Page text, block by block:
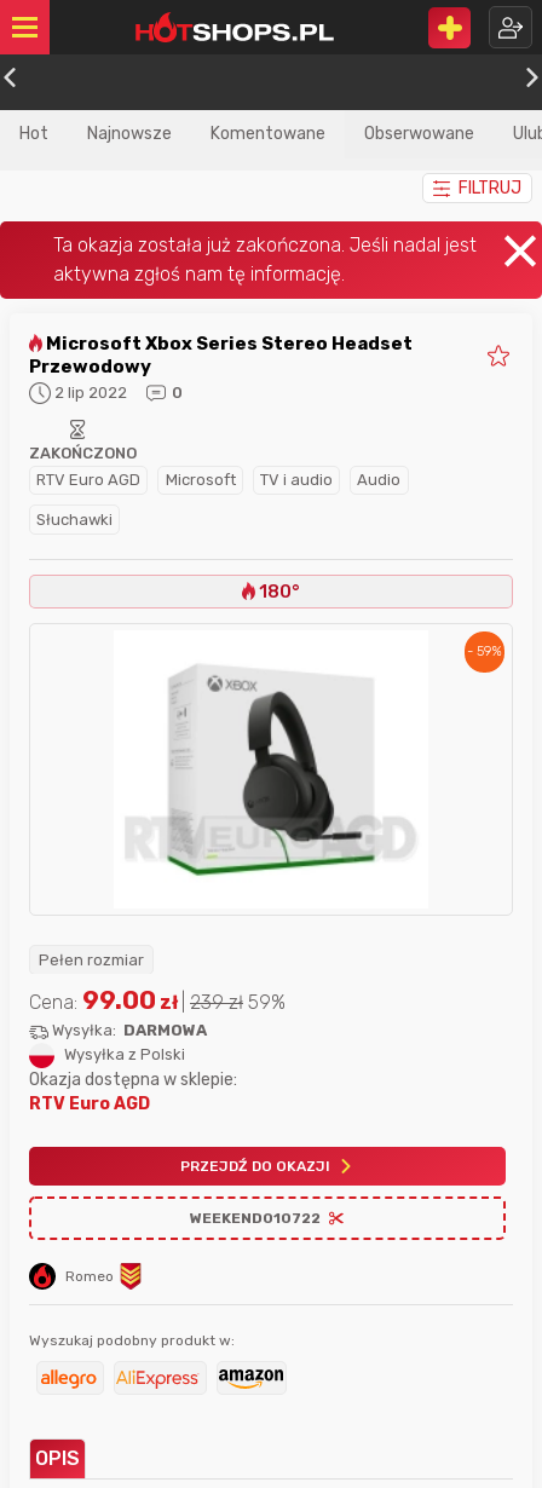
Hot Najnowsze Komentowane Obserwowane
FILTRUJ
Przewodowy
2 lip 2022 0
RTV Euro AGD Microsoft TV i audio Audio
Słuchawki
ZAKOŃCZONO
180°
- 59%
Pełen rozmiar
Romeo
Cena: 99.00 zł 239zł 59%
Wysyłka: DARMOWA
Wysyłka z Polski
Okazja dostępna w sklepie:
RTV Euro AGD
PRZEJDŹ DO OKAZJI
WEEKEND010722
Wyszukaj podobny produkt w:
OPIS